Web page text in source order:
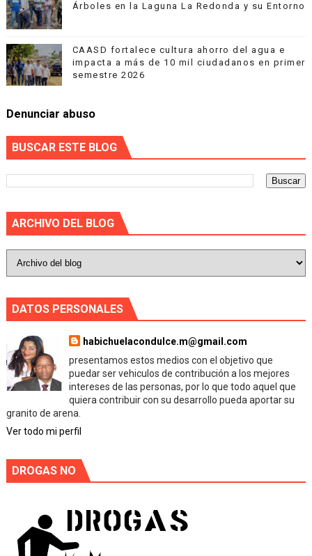
Árboles en la Laguna La Redonda y su Entorno
CAASD fortalece cultura ahorro del agua e
impacta a más de 10 mil ciudadanos en primer
semestre 2026
Denunciar abuso
BUSCAR ESTE BLOG
ARCHIVO DEL BLOG
DATOS PERSONALES
habichuelacondulce.m@gmail.com
presentamos estos medios con el objetivo que
puedar ser vehiculos de contribución a los mejores
intereses de las personas, por lo que todo aquel que
quiera contribuir con su desarrollo pueda aportar su
granito de arena.
Ver todo mi perfil
DROGAS NO